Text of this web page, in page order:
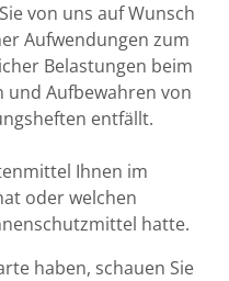
von uns auf Wunsch
Aufwendungen zum
Belastungen beim
und Aufbewahren von
entfällt.
Ihnen im
oder welchen
hatte.
haben, schauen Sie